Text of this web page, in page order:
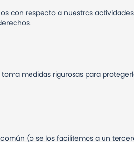
con respecto a nuestras
medidas rigurosas para
(o se los facilitemos a un